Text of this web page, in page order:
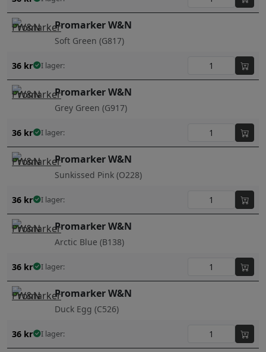
Promarker W&N
Soft Green (G817)
36 kr I lager:
Promarker W&N
Grey Green (G917)
36 kr I lager:
Promarker W&N
Sunkissed Pink (O228)
36 kr I lager:
Promarker W&N
Arctic Blue (B138)
36 kr I lager:
Promarker W&N
Duck Egg (C526)
36 kr I lager: